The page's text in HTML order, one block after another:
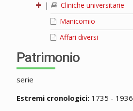
|
Cliniche universitarie
Manicomio
Affari diversi
Patrimonio
serie
Estremi cronologici:1735 - 1936